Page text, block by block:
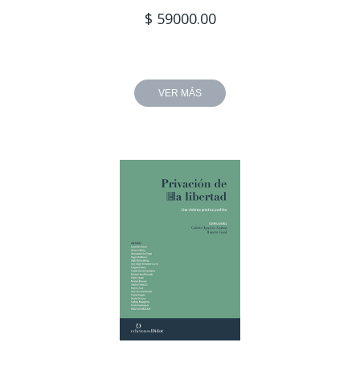
$ 59000.00
VER MÁS